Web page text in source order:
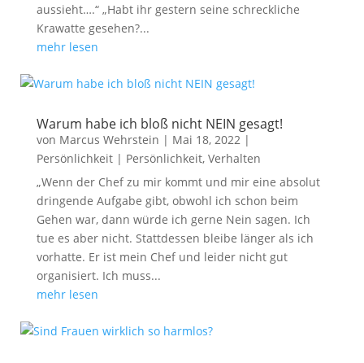
aussieht….“ „Habt ihr gestern seine schreckliche
Krawatte gesehen?...
mehr lesen
Warum habe ich bloß nicht NEIN gesagt!
von Marcus Wehrstein | Mai 18, 2022|
Persönlichkeit| Persönlichkeit, Verhalten
„Wenn der Chef zu mir kommt und mir eine absolut
dringende Aufgabe gibt, obwohl ich schon beim
Gehen war, dann würde ich gerne Nein sagen. Ich
tue es aber nicht. Stattdessen bleibe länger als ich
vorhatte. Er ist mein Chef und leider nicht gut
organisiert. Ich muss...
mehr lesen